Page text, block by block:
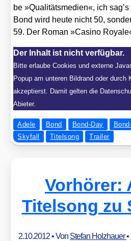
be »Qua­li­täts­me­di­en«, ich
Bond wird heu­te nicht 50,
59. Der Roman »Casi­no
Der Inhalt ist nicht verfügbar.
Bitte erlaube Cookies und externe
Popup am unteren Bildrand oder durch
akzeptierst. Damit gelten die
Abieter.
Adele Bond Bond-Day
Skyfall
Titelsong Trailer
Vorhörer:
Titelsong zu
2.10.2012• Von Stefan Holzhauer•